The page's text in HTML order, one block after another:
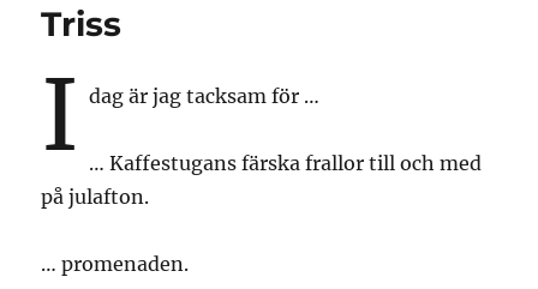
Triss
I dag är jag tacksam för …
… Kaffestugans färska frallor till och med
på julafton.
… promenaden.